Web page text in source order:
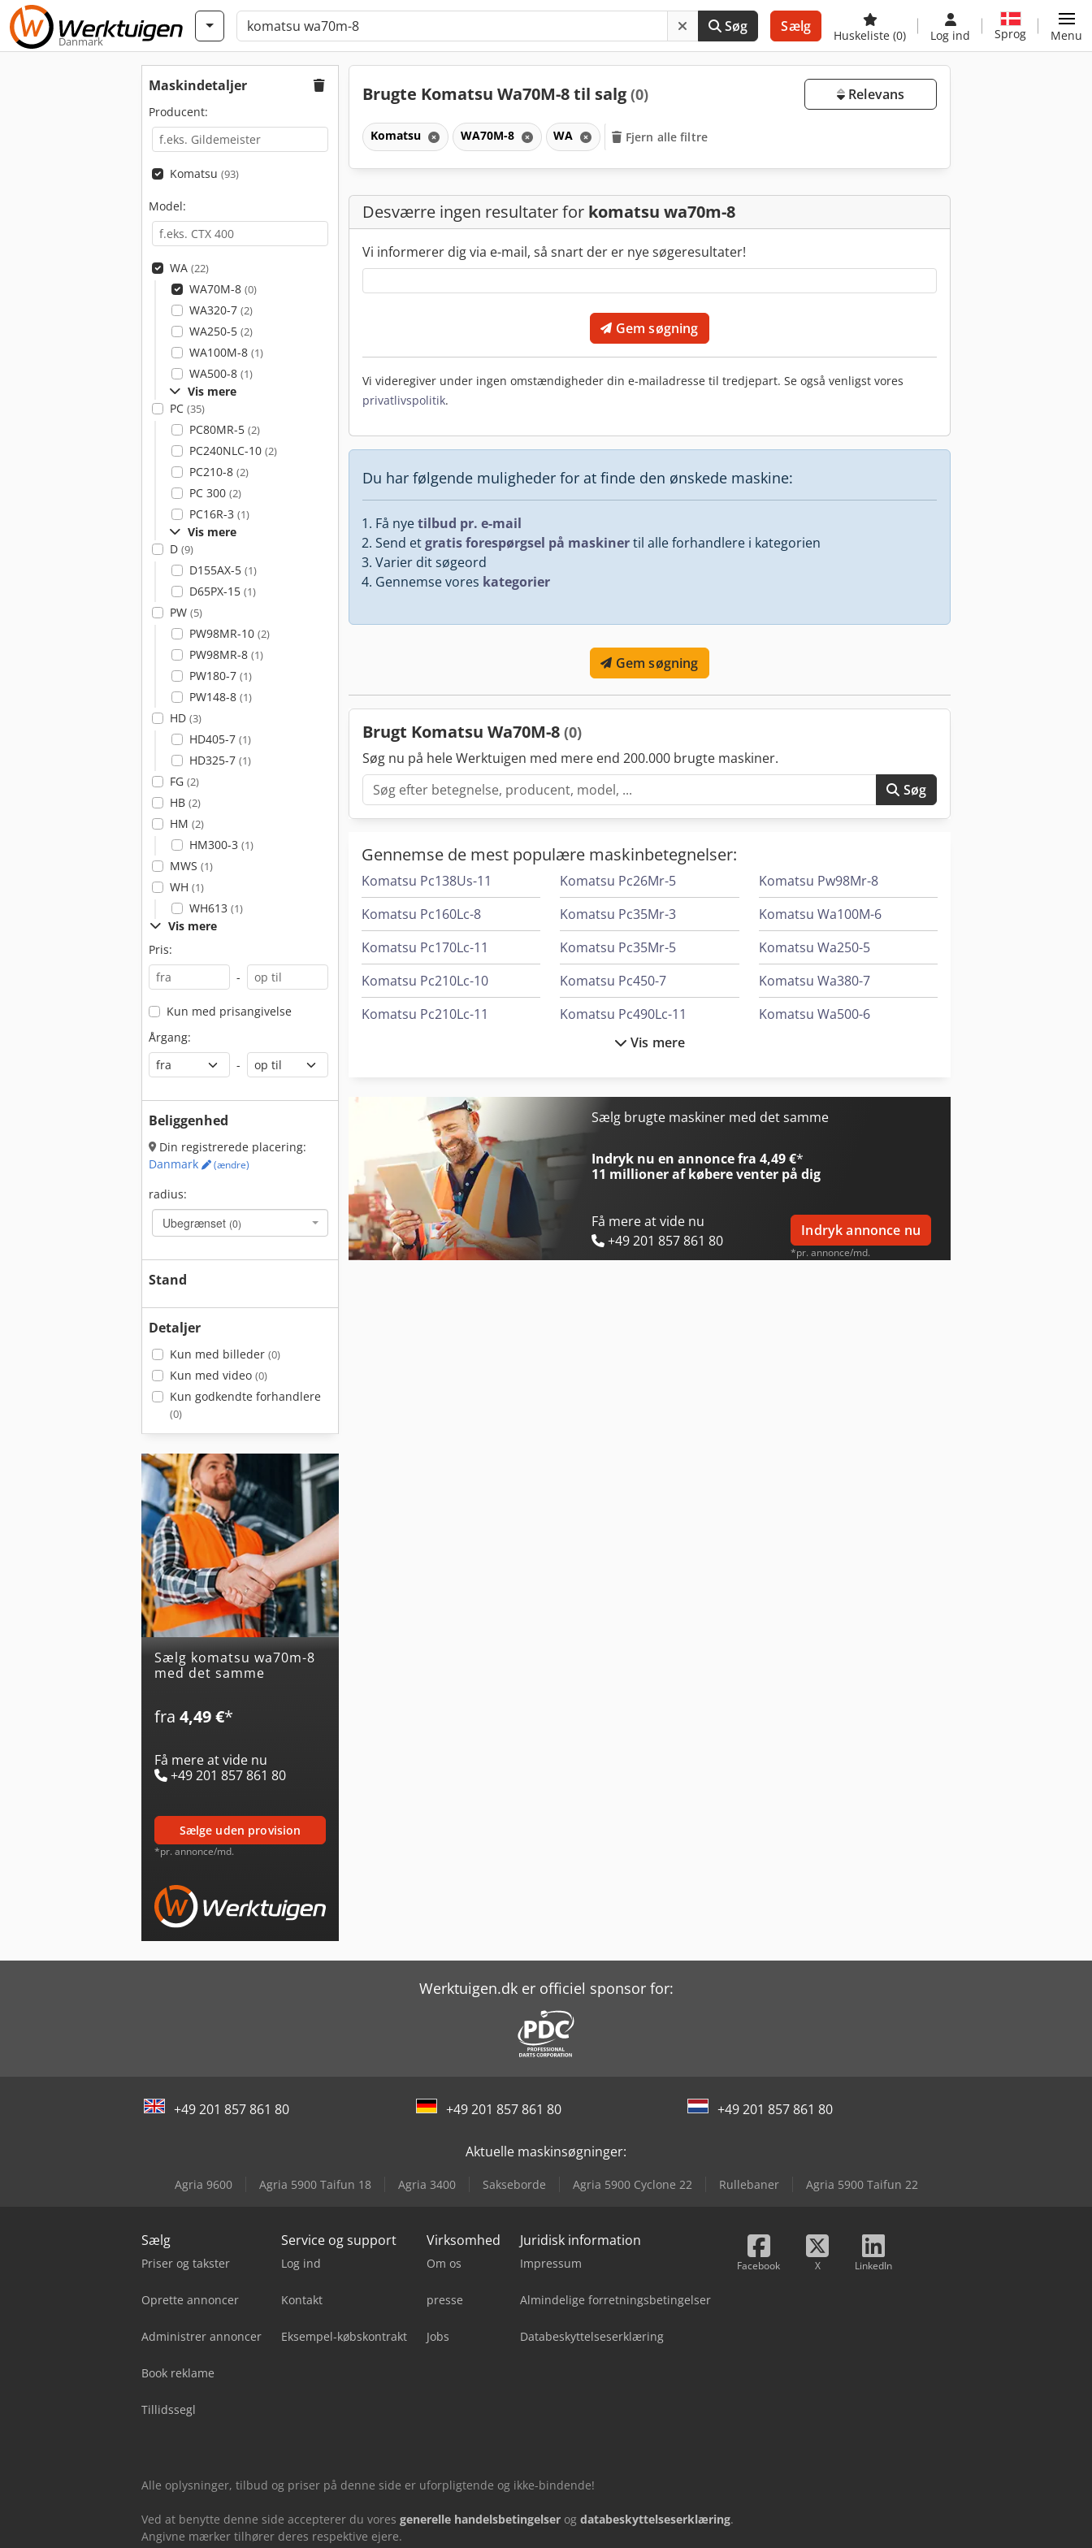
Danmark
Søg Sælg
Huskeliste (0) Log ind Sprog Menu
Maskindetaljer
Producent:
Komatsu (93)
Model:
WA (22)
WA70M-8 (0)
WA320-7 (2)
WA250-5 (2)
WA100M-8 (1)
WA500-8 (1)
Vis mere
PC (35)
PC80MR-5 (2)
PC240NLC-10 (2)
PC210-8 (2)
PC 300 (2)
PC16R-3 (1)
Vis mere
D (9)
D155AX-5 (1)
D65PX-15 (1)
PW (5)
PW98MR-10 (2)
PW98MR-8 (1)
PW180-7 (1)
PW148-8 (1)
HD (3)
HD405-7 (1)
HD325-7 (1)
FG (2)
HB (2)
HM (2)
HM300-3 (1)
MWS (1)
WH (1)
WH613 (1)
Vis mere
Pris:
-
Kun med prisangivelse
Årgang:
-
Beliggenhed
Din registrerede placering:
Danmark
(ændre)
radius:
Ubegrænset (0)
Stand
Detaljer
Kun med billeder (0)
Kun med video (0)
Kun godkendte forhandlere
(0)
Sælg komatsu wa70m-8
med det samme
fra 4,49 €*
Få mere at vide nu
+49 201 857 861 80
sælge uden provision
*pr. annonce/md.
Brugte Komatsu Wa70M-8 til salg (0) Relevans
Komatsu WA70M-8 WA Fjern alle filtre
Desværre ingen resultater for komatsu wa70m-8
Vi informerer dig via e-mail, så snart der er nye søgeresultater!
Gem søgning
Vi videregiver under ingen omstændigheder din e-mailadresse til tredjepart. Se også venligst vores
privatlivspolitik.
Du har følgende muligheder for at finde den ønskede maskine:
Få nyetilbud pr. e-mail
Send etgratis forespørgsel på maskinertil alle forhandlere i kategorien
Varier dit søgeord
Gennemse vores kategorier
Gem søgning
Brugt Komatsu Wa70M-8 (0)
Søg nu på hele Werktuigen med mere end 200.000 brugte maskiner.
Søg
Gennemse de mest populære maskinbetegnelser:
Komatsu Pc138Us-11
Komatsu Pc160Lc-8
Komatsu Pc170Lc-11
Komatsu Pc210Lc-10
Komatsu Pc210Lc-11
Komatsu Pc24Mr-5
Komatsu Pc26Mr-3
Komatsu Pc26Mr-5
Komatsu Pc35Mr-3
Komatsu Pc35Mr-5
Komatsu Pc450-7
Komatsu Pc490Lc-11
Komatsu Pc55Mr-3
Komatsu Pw148-8
Komatsu Pw98Mr-8
Komatsu Wa100M-6
Komatsu Wa250-5
Komatsu Wa380-7
Komatsu Wa500-6
Vis mere
Sælg brugte maskiner med det samme
Indryk nu en annonce fra 4,49 €*
11 millioner af købereventer på dig
Få mere at vide nu
+49 201 857 861 80
Indryk annonce nu
*pr. annonce/md.
Werktuigen.dk er officiel sponsor for:
+49 201 857 861 80 +49 201 857 861 80 +49 201 857 861 80
Aktuelle maskinsøgninger:
Agria 9600 Agria 5900 Taifun 18 Agria 3400 Sakseborde Agria 5900 Cyclone 22 Rullebaner Agria 5900 Taifun 22
Sælg
Priser og takster
Oprette annoncer
Administrer annoncer
Book reklame
Tillidssegl
Service og support
Log ind
Kontakt
Eksempel-købskontrakt
Virksomhed
Om os
presse
Jobs
Juridisk information
Impressum
Almindelige forretningsbetingelser
Databeskyttelseserklæring
Facebook X LinkedIn
Alle oplysninger, tilbud og priser på denne side er uforpligtende og ikke-bindende!
Ved at benytte denne side accepterer du vores generelle handelsbetingelser og databeskyttelseserklæring.
Angivne mærker tilhører deres respektive ejere.